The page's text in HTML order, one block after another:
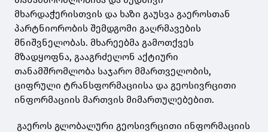
მხარდაჭერისთვის და ხაზი გაუსვა გაეროსთან
პარტნიორობის შემდგომი გაღრმავების
მნიშვნელობას. მხარეებმა გამოთქვეს
მზადყოფნა, გააგრძელონ აქტიური
თანამშრომლობა საჯარო მმართველობის,
ციფრული ტრანსფორმაციისა და გეოსივრცითი
ინფორმაციის მართვის მიმართულებებით.
გაეროს გლობალური გეოსივრცითი ინფორმაციის